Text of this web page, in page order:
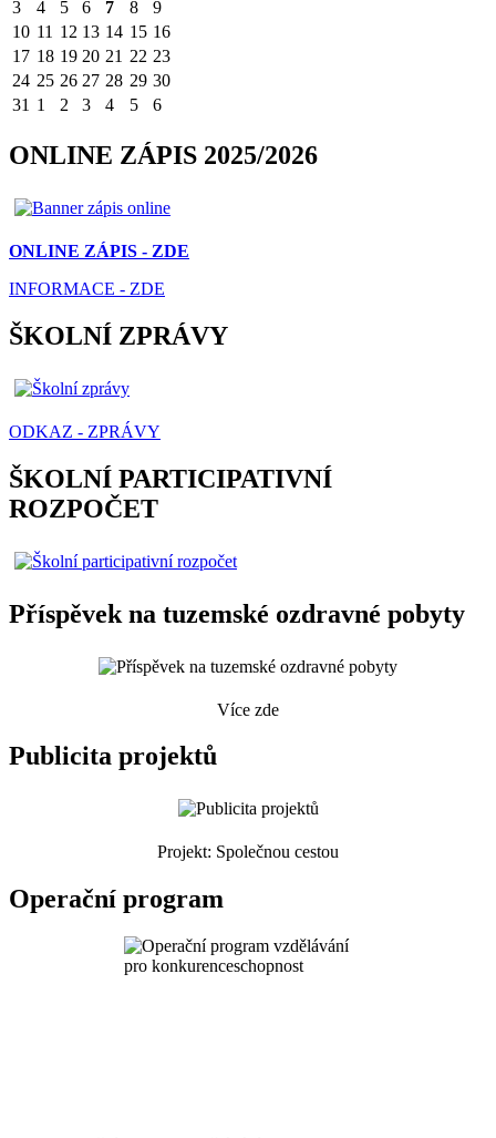
3 4 5 6 7 8
9
10 11 12 13 14 15 16
17 18 19 20 21 22 23
24 25 26 27 28 29 30
31 1 2 3 4 5 6
ONLINE ZÁPIS 2025/2026
ONLINE ZÁPIS - ZDE
INFORMACE - ZDE
ŠKOLNÍ ZPRÁVY
ODKAZ - ZPRÁVY
ŠKOLNÍ PARTICIPATIVNÍ
ROZPOČET
Příspěvek na tuzemské ozdravné pobyty
Více zde
Publicita projektů
Projekt: Společnou cestou
Operační program